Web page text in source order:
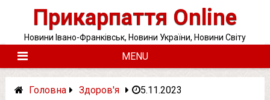
Прикарпаття Online
Новини Івано-Франківськ, Новини України, Новини Світу
MENU
Головна Здоров'я 5.11.2023